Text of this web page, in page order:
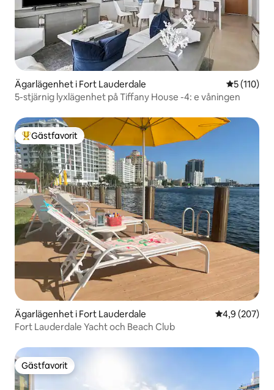
Ägarlägenhet i Fort Lauderdale 5 av 5 i
5 (110)
5-stjärnig lyxlägenhet på Tiffany House -4: e våningen
Populär gästfavorit
Gästfavorit
Ägarlägenhet i Fort Lauderdale 4,9 av 5 i
4,9 (207)
Fort Lauderdale Yacht och Beach Club
Gästfavorit
Gästfavorit